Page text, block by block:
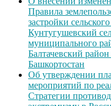
Правила
застройки
Кунтугушевский
муниципального
Балтачевский
Башкортостан
Об утверждении
мероприятий по
Стратегии